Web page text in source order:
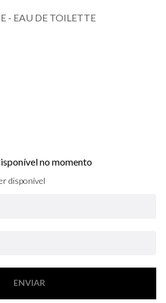
- EAU DE TOILETTE
no momento
disponível
ENVIAR